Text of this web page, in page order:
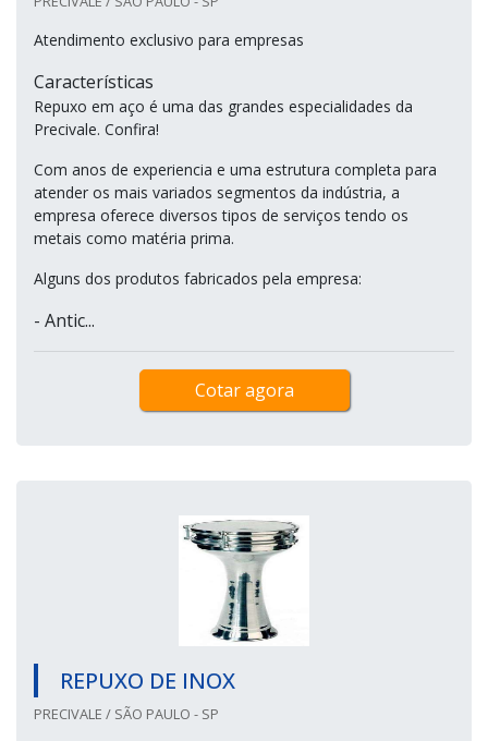
Atendimento exclusivo para empresas
Características
Repuxo em aço é uma das grandes especialidades da
Precivale. Confira!
Com anos de experiencia e uma estrutura completa para
atender os mais variados segmentos da indústria, a
empresa oferece diversos tipos de serviços tendo os
metais como matéria prima.
Alguns dos produtos fabricados pela empresa:
- Antic...
Cotar agora
REPUXO DE INOX
PRECIVALE / SÃO PAULO - SP